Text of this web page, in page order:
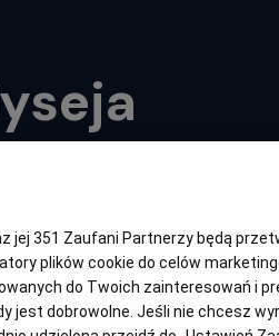
jej 351 Zaufani Partnerzy będą
plików cookie do celów
do Twoich zainteresowań i
jest dobrowolne. Jeśli nie chcesz